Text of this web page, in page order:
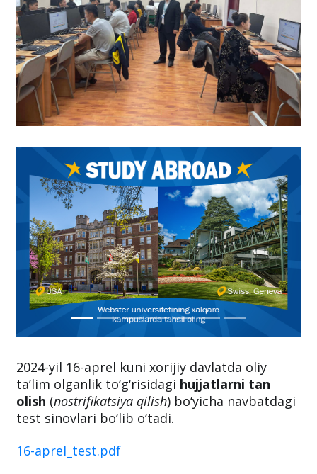
2024-yil 16-aprel kuni xorijiy davlatda oliy
ta’lim olganlik to‘g‘risidagi hujjatlarni tan
olish (nostrifikatsiya qilish) bo‘yicha navbatdagi
test sinovlari bo‘lib o‘tadi.
16-aprel_test.pdf